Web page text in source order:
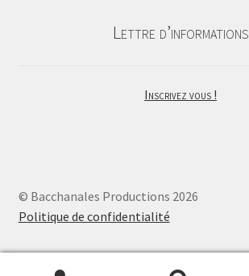
Lettre d’informations
Inscrivez vous !
© Bacchanales Productions 2026
Politique de confidentialité